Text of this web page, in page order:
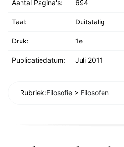
Aantal Pagina's: 694
Taal: Duitstalig
Druk: 1e
Publicatiedatum: Juli 2011
Rubriek:Filosofie > Filosofen